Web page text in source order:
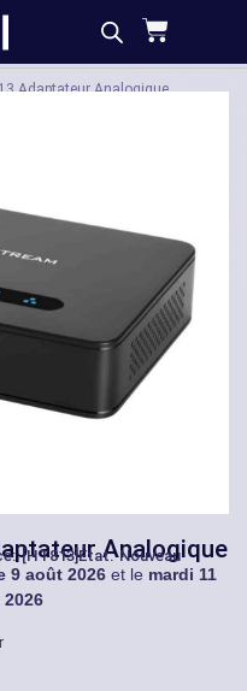
Caractéristiques
Adaptateur Analogique
Analogique
[HT813]État: Nouveau
9 août 2026et le mardi 11